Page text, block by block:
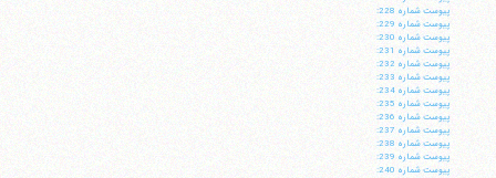
پيوست شماره 228:
پيوست شماره 229:
پيوست شماره 230:
پيوست شماره 231:
پيوست شماره 232:
پيوست شماره 233:
پيوست شماره 234:
پيوست شماره 235:
پيوست شماره 236:
پيوست شماره 237:
پيوست شماره 238:
پيوست شماره 239:
پيوست شماره 240: